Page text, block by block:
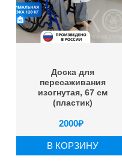
Доска для
пересаживания
изогнутая, 67 см
(пластик)
2000₽
В КОРЗИНУ